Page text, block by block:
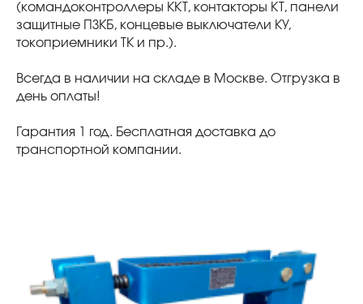
(командоконтроллеры ККТ, контакторы КТ, панели
защитные ПЗКБ, концевые выключатели КУ,
токоприемники ТК и пр.).
Всегда в наличии на складе в Москве. Отгрузка в
день оплаты!
Гарантия 1 год. Бесплатная доставка до
транспортной компании.